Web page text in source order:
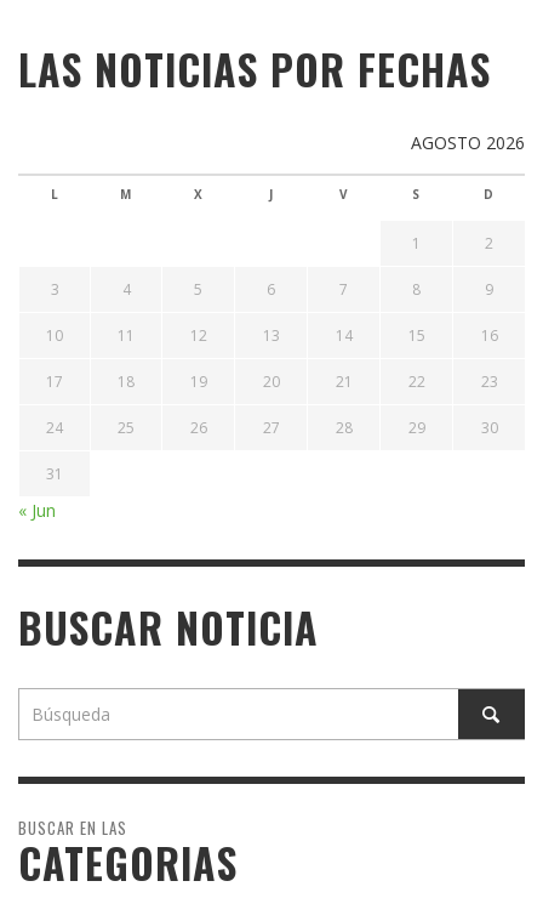
LAS NOTICIAS POR FECHAS
AGOSTO 2026
L M X J V S D
1 2
3 4 5 6 7 8 9
10 11 12 13 14 15 16
17 18 19 20 21 22 23
24 25 26 27 28 29 30
31
« Jun
BUSCAR NOTICIA
BUSCAR EN LAS
CATEGORIAS